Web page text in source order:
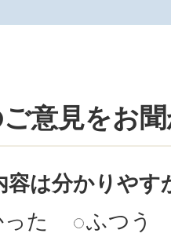
意見をお
容は分かりやす
た
ふつう